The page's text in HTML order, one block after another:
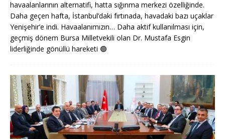
havaalanlarının alternatifi, hatta sığınma merkezi özelliğinde.
Daha geçen hafta, İstanbul’daki fırtınada, havadaki bazı uçaklar
Yenişehir’e indi. Havaalanımızın… Daha aktif kullanılması için,
geçmiş dönem Bursa Milletvekili olan Dr. Mustafa Esgin
liderliğinde gönüllü hareketi 🟢